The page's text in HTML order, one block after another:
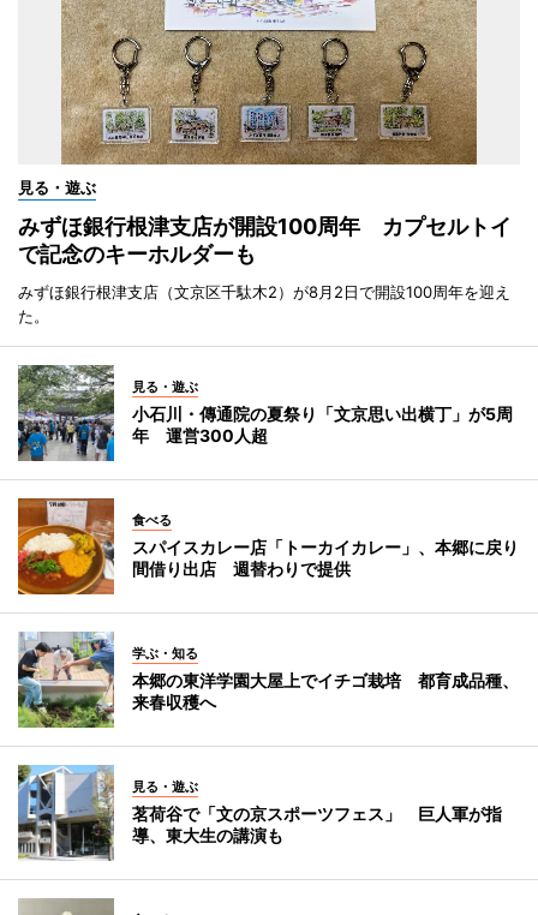
見る・遊ぶ
みずほ銀行根津支店が開設100周年 カプセルトイ
で記念のキーホルダーも
みずほ銀行根津支店（文京区千駄木2）が8月2日で開設100周年を迎え
た。
見る・遊ぶ
小石川・傳通院の夏祭り「文京思い出横丁」が5周
年 運営300人超
食べる
スパイスカレー店「トーカイカレー」、本郷に戻り
間借り出店 週替わりで提供
学ぶ・知る
本郷の東洋学園大屋上でイチゴ栽培 都育成品種、
来春収穫へ
見る・遊ぶ
茗荷谷で「文の京スポーツフェス」 巨人軍が指
導、東大生の講演も